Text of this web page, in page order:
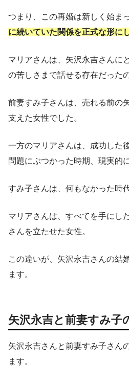
つまり、この再婚は新しく始ま
に続いていた関係を正式な形に
マリアさんは、矢沢永吉さんに
の苦しさまで話せる存在だった
前妻すみ子さんは、売れる前の
支えた女性でした。
一方のマリアさんは、成功した
問題にぶつかった時期、現実的
すみ子さんは、何もなかった時
マリアさんは、すべてを手にし
さんを立たせた女性。
この違いが、矢沢永吉さんの結
ます。
矢沢永吉と前妻すみ子
矢沢永吉さんと前妻すみ子さん
ます。